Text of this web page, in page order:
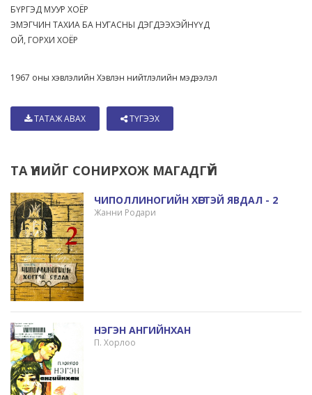
БҮРГЭД МУУР ХОЁР
ЭМЭГЧИН ТАХИА БА НУГАСНЫ ДЭГДЭЭХЭЙНҮҮД
ОЙ, ГОРХИ ХОЁР
1967 оны хэвлэлийн Хэвлэн нийтлэлийн мэдээлэл
ТАТАЖ АВАХ ТҮГЭЭХ
ТА ҮҮНИЙГ СОНИРХОЖ МАГАДГҮЙ
ЧИПОЛЛИНОГИЙН ХӨГТЭЙ ЯВДАЛ - 2
Жанни Родари
НЭГЭН АНГИЙНХАН
П. Хорлоо